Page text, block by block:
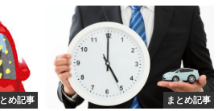
め記事 まとめ記事